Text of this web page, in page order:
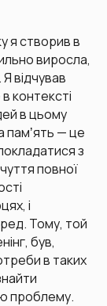
я створив в
виросла,
відчував
контексті
в цьому
памʼять — це
з
повної
і
Тому, той
був,
в таких
проблему.